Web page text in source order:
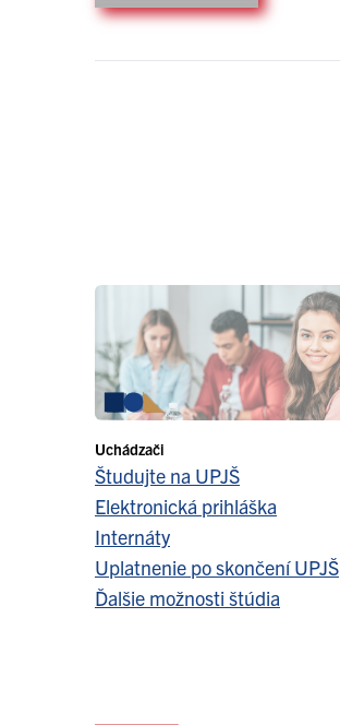
Uchádzači
Študujte na UPJŠ
Elektronická prihláška
Internáty
Uplatnenie po skončení UPJŠ
Ďalšie možnosti štúdia